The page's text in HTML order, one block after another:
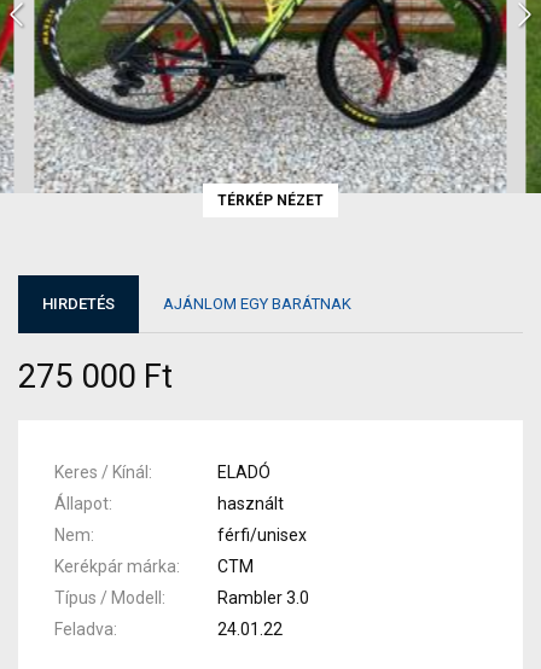
TÉRKÉP NÉZET
HIRDETÉS AJÁNLOM EGY BARÁTNAK
275 000 Ft
Keres / Kínál
ELADÓ
Állapot
használt
Nem
férfi/unisex
Kerékpár márka
CTM
Típus / Modell
Rambler 3.0
Feladva
24.01.22